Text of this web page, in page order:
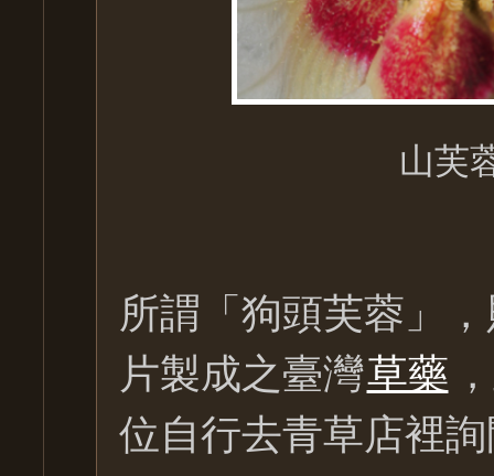
山芙
所謂「狗頭芙蓉」
片製成之臺灣草藥
位自行去青草店裡